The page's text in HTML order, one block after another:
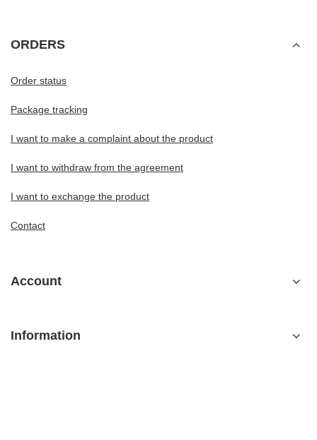
ORDERS
Order status
Package tracking
I want to make a complaint about the product
I want to withdraw from the agreement
I want to exchange the product
Contact
Account
Information